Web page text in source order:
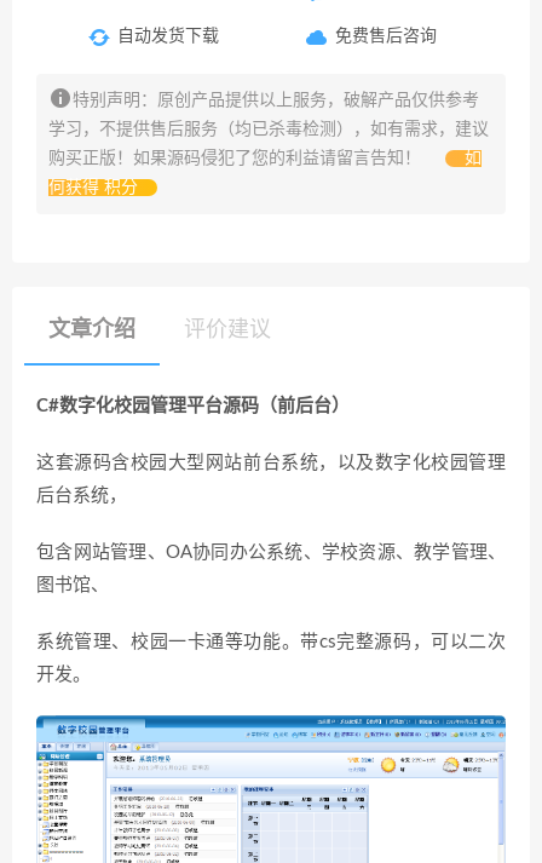
自动发货下载 免费售后咨询
特别声明：原创产品提供以上服务，破解产品仅供参考
学习，不提供售后服务（均已杀毒检测），如有需求，建议
购买正版！如果源码侵犯了您的利益请留言告知！
如
何获得 积分
文章介绍 评价建议
C#数字化校园管理平台源码（前后台）
这套源码含校园大型网站前台系统，以及数字化校园管理
后台系统，
包含网站管理、OA协同办公系统、学校资源、教学管理、
图书馆、
系统管理、校园一卡通等功能。带cs完整源码，可以二次
开发。